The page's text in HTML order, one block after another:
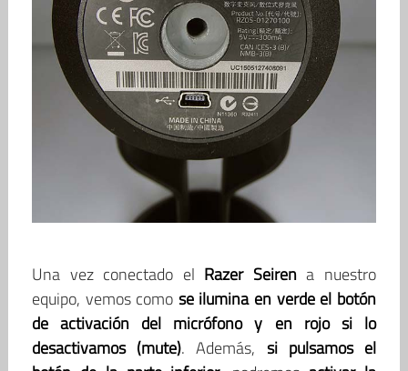
Una vez conectado el Razer Seirena nuestro
equipo, vemos como se ilumina en verde el botón
de activación del micrófono y en rojo si lo
desactivamos (mute). Además, si pulsamos el